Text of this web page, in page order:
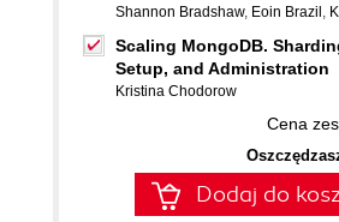
Shannon Bradshaw, Eoin Brazil ,
Scaling MongoDB.
Setup, and Administration
Kristina Chodorow
Cena
Dodaj do